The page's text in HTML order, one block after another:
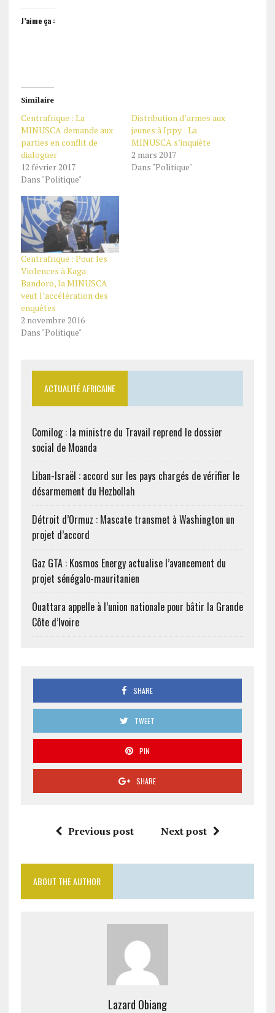
J’aime ça :
Similaire
Centrafrique : La
MINUSCA demande aux
parties en conflit de
dialoguer
12 février 2017
Dans "Politique"
Distribution d’armes aux
jeunes à Ippy : La
MINUSCA s’inquiète
2 mars 2017
Dans "Politique"
Centrafrique : Pour les
Violences à Kaga-
Bandoro, la MINUSCA
veut l’accélération des
enquêtes
2 novembre 2016
Dans "Politique"
ACTUALITÉ AFRICAINE
Comilog : la ministre du Travail reprend le dossier
social de Moanda
Liban-Israël : accord sur les pays chargés de vérifier le
désarmement du Hezbollah
Détroit d’Ormuz : Mascate transmet à Washington un
projet d’accord
Gaz GTA : Kosmos Energy actualise l’avancement du
projet sénégalo-mauritanien
Ouattara appelle à l’union nationale pour bâtir la Grande
Côte d’Ivoire
SHARE
TWEET
PIN
SHARE
Previous post Next post
ABOUT THE AUTHOR
Lazard Obiang